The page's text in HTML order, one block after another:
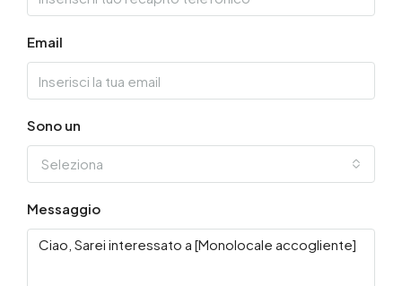
Email
Sono un
Seleziona
Messaggio